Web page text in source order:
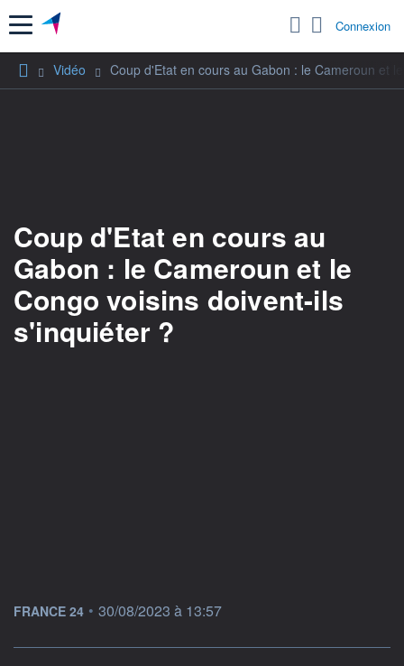
Menu Connexion
Vidéo Coup d'Etat en cours au Gabon : le Cameroun et
Coup d'Etat en cours au
Gabon : le Cameroun et le
Congo voisins doivent-ils
s'inquiéter ?
information fournie par
FRANCE 24 • 30/08/2023 à 13:57